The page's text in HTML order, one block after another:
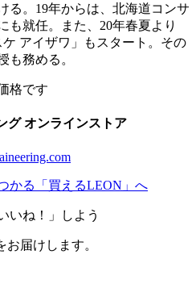
る。19年からは、北海道コンサ
も就任。また、20年春夏より
ケ アイザワ」もスタート。その
も務める。
格です
グ オンラインストア
かる「買えるLEON」へ
いね！」しよう
届けします。